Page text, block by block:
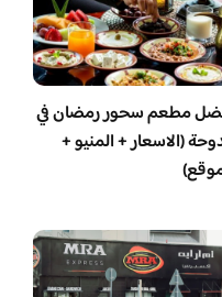
مطعم سحور رمضان في
(الاسعار + المنيو +